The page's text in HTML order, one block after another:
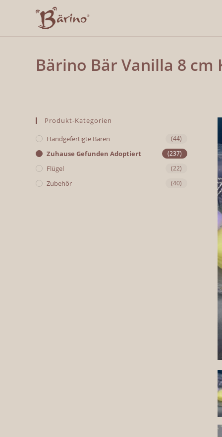
Bärino Bär Vanilla 8 cm
Produkt-Kategorien
Handgefertigte Bären (44)
Zuhause Gefunden Adoptiert (237)
Flügel (22)
Zubehör (40)